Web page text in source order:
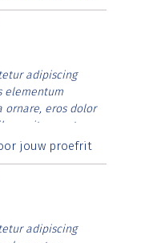
adipiscing
elementum
ornare, eros dolor
vitae erat.
id rutrum lorem
jouw proefrit
adipiscing